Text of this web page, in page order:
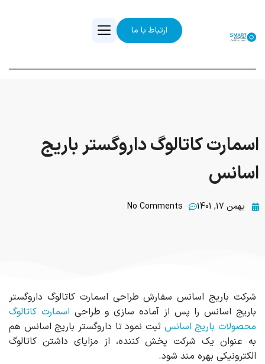
ارتباط با ما
اسمارت کاتالوگ داروگستر باریج
اسانس
بهمن 17, 1401 No Comments
شرکت باریج اسانس سفارش طراحی اسمارت کاتالوگ داروگستر
باریج اسانس را پس از آماده سازی و طراحی اسمارت کاتالوگ
محصولات باریج اسانس ثبت نمود تا داروگستر باریج اسانس هم
به عنوان یک شرکت پخش کننده، از مزایای داشتن کاتالوگ
الکترونیکی بهره مند شود.